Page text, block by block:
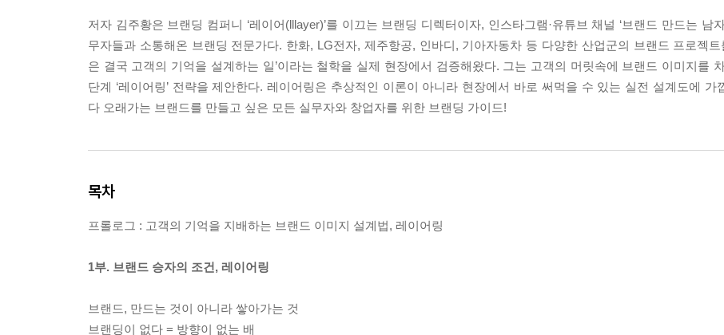
저자 김주황은 브랜딩 컴퍼니 ‘레이어(lllayer)’를 이끄는 브랜딩 디렉터이자, 인스타그램·유튜브 채널 ‘브랜드 만드는 남
무자들과 소통해온 브랜딩 전문가다. 한화, LG전자, 제주항공, 인바디, 기아자동차 등 다양한 산업군의 브랜드 프로젝트
은 결국 고객의 기억을 설계하는 일’이라는 철학을 실제 현장에서 검증해왔다. 그는 고객의 머릿속에 브랜드 이미지를
단계 ‘레이어링’ 전략을 제안한다. 레이어링은 추상적인 이론이 아니라 현장에서 바로 써먹을 수 있는 실전 설계도에 가
다 오래가는 브랜드를 만들고 싶은 모든 실무자와 창업자를 위한 브랜딩 가이드!
목차
프롤로그 : 고객의 기억을 지배하는 브랜드 이미지 설계법, 레이어링
1부. 브랜드 승자의 조건, 레이어링
브랜드, 만드는 것이 아니라 쌓아가는 것
브랜딩이 없다 = 방향이 없는 배